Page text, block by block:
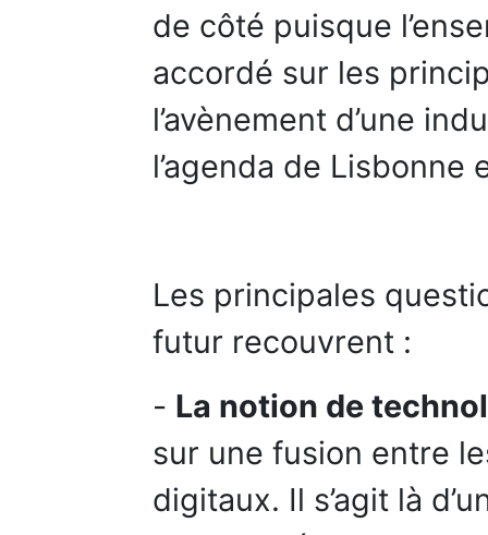
de côté puisque
accordé sur les
l’avènement d’une
l’agenda de Lisbonne
Les principales
futur recouvrent :
- La notion de
sur une fusion entre
digitaux. Il s’agit là